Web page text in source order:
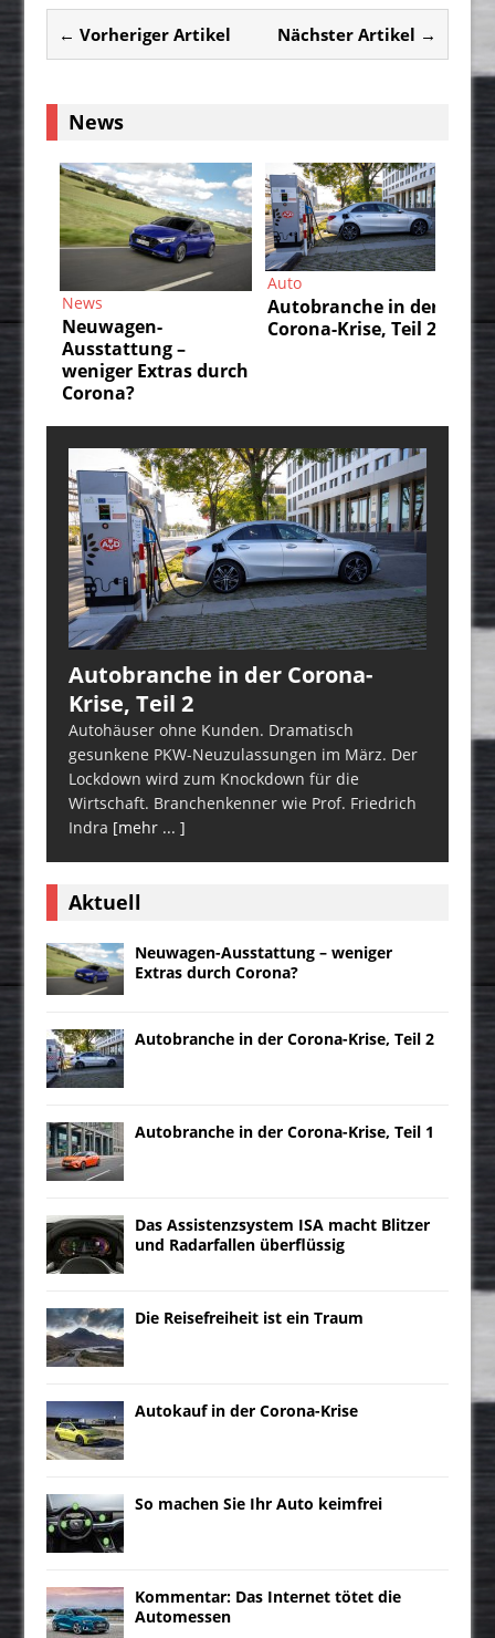
← Vorheriger Artikel Nächster Artikel →
News
Neuwagen-
Ausstattung –
weniger Extras durch
Corona?
Autobranche in der
Corona-Krise, Teil 2
Autobranche in der Corona-
Krise, Teil 2
Autohäuser ohne Kunden. Dramatisch
gesunkene PKW-Neuzulassungen im März. Der
Lockdown wird zum Knockdown für die
Wirtschaft. Branchenkenner wie Prof. Friedrich
Indra [mehr ... ]
Aktuell
Neuwagen-Ausstattung – weniger
Extras durch Corona?
Autobranche in der Corona-Krise, Teil 2
Autobranche in der Corona-Krise, Teil 1
Das Assistenzsystem ISA macht Blitzer
und Radarfallen überflüssig
Die Reisefreiheit ist ein Traum
Autokauf in der Corona-Krise
So machen Sie Ihr Auto keimfrei
Kommentar: Das Internet tötet die
Automessen